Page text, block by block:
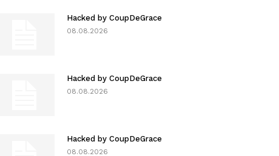
Hacked by CoupDeGrace
08.08.2026
Hacked by CoupDeGrace
08.08.2026
Hacked by CoupDeGrace
08.08.2026